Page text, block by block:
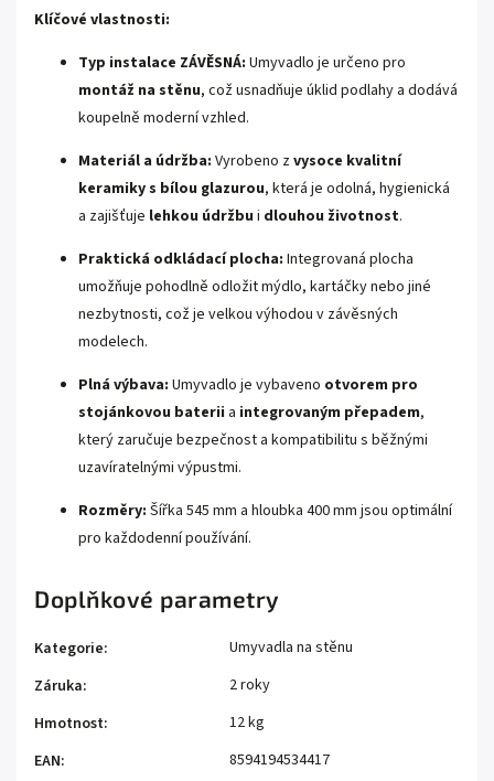
Klíčové vlastnosti:
Typ instalace ZÁVĚSNÁ: Umyvadlo je určeno pro
montáž na stěnu, což usnadňuje úklid podlahy a dodává
koupelně moderní vzhled.
Materiál a údržba: Vyrobeno zvysoce kvalitní
keramiky s bílou glazurou, která je odolná, hygienická
a zajišťuje lehkou údržbu i dlouhou životnost.
Praktická odkládací plocha: Integrovaná plocha
umožňuje pohodlně odložit mýdlo, kartáčky nebo jiné
nezbytnosti, což je velkou výhodou v závěsných
modelech.
Plná výbava: Umyvadlo je vybaveno otvorem pro
stojánkovou baterii a integrovaným přepadem,
který zaručuje bezpečnost a kompatibilitu s běžnými
uzavíratelnými výpustmi.
Rozměry: Šířka 545 mm a hloubka 400 mm jsou optimální
pro každodenní používání.
Doplňkové parametry
Kategorie:
Umyvadla na stěnu
Záruka:
2 roky
Hmotnost:
12 kg
EAN: 8594194534417